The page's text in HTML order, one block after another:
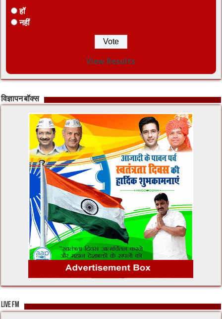
हॉ
नहीं
View Results
विज्ञापन बॉक्स
LIVE FM